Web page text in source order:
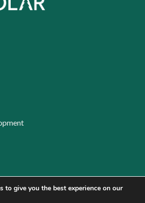
to give you the best experience on our